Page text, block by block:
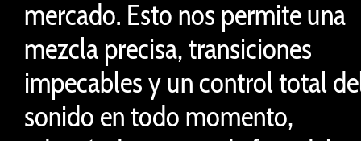
mercado. Esto nos permite una
mezcla precisa, transiciones
impecables y un control total
sonido en todo momento,